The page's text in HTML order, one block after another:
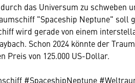
das Universum zu schweben
"Spaceship Neptune" soll
wird gerade von einem
Schon 2024 könnte der
Preis von 125.000 US-Dollar.
#SpaceshipNeptune